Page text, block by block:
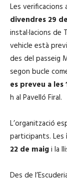
Les
divendres 29
instal·lacions de
vehicle està
des del passeig
segon bucle
es preveu a les
h al Pavelló Firal.
L’organització
participants. Les
22 de maigi la
Des de